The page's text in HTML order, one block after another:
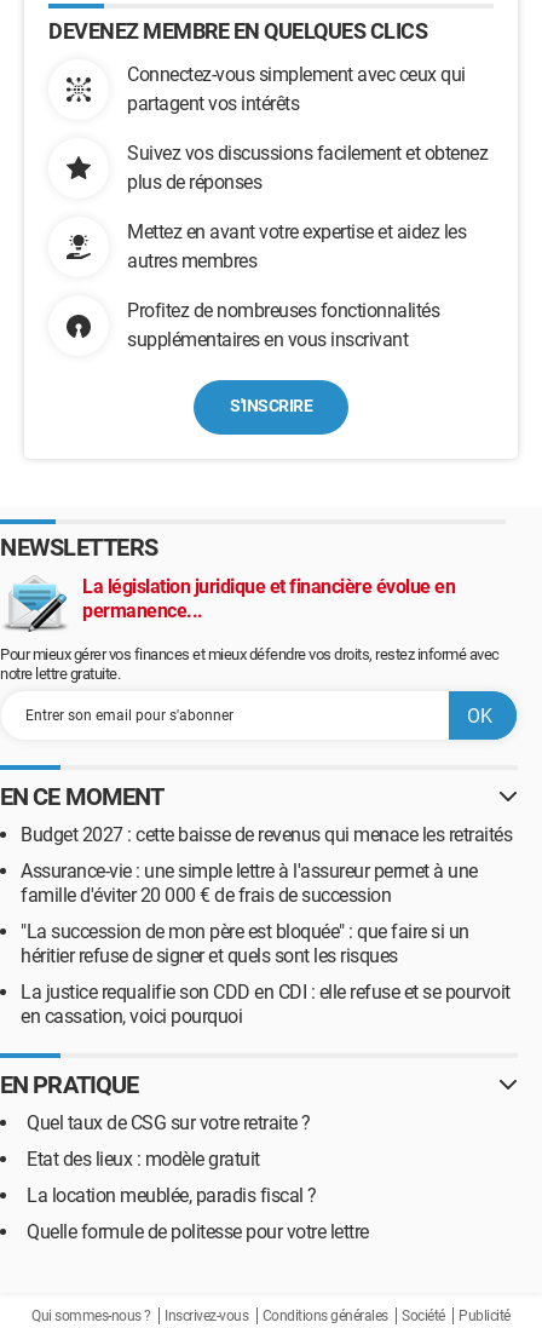
DEVENEZ MEMBRE EN QUELQUES CLICS
Connectez-vous simplement avec ceux qui
partagent vos intérêts
Suivez vos discussions facilement et obtenez
plus de réponses
Mettez en avant votre expertise et aidez les
autres membres
Profitez de nombreuses fonctionnalités
supplémentaires en vous inscrivant
S'INSCRIRE
NEWSLETTERS
La législation juridique et financière évolue en
permanence...
Pour mieux gérer vos finances et mieux défendre vos droits, restez informé avec
notre lettre gratuite.
EN CE MOMENT
Budget 2027 : cette baisse de revenus qui menace les retraités
Assurance-vie : une simple lettre à l'assureur permet à une
famille d'éviter 20 000 € de frais de succession
"La succession de mon père est bloquée" : que faire si un
héritier refuse de signer et quels sont les risques
La justice requalifie son CDD en CDI : elle refuse et se pourvoit
en cassation, voici pourquoi
EN PRATIQUE
Quel taux de CSG sur votre retraite ?
Etat des lieux : modèle gratuit
La location meublée, paradis fiscal ?
Quelle formule de politesse pour votre lettre
Qui sommes-nous ? Inscrivez-vous Conditions générales Société Publicité